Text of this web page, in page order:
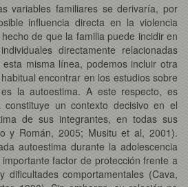
variables familiares se derivaría, por
influencia directa en la violencia
de que la familia puede incidir en
directamente relacionadas
misma línea, podemos incluir otra
encontrar en los estudios sobre
la autoestima. A este respecto, es
un contexto decisivo en el
de sus integrantes, en todas sus
y Román, 2005; Musitu et al, 2001).
autoestima durante la adolescencia
factor de protección frente a
dificultades comportamentales (Cava,